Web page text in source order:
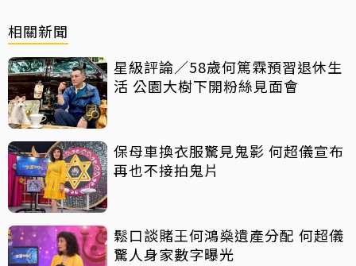
相關新聞
星級評論／58歲何篤霖預習退休生
活 公園大樹下開粉絲見面會
保母車換衣服驚見鬼影 何超儀宣布
再也不接拍鬼片
鬆口談賭王何鴻燊遺產分配 何超儀
驚人身家數字曝光